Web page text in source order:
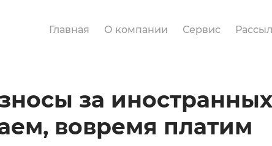
Главная О компании Сервис
за
вовремя платим